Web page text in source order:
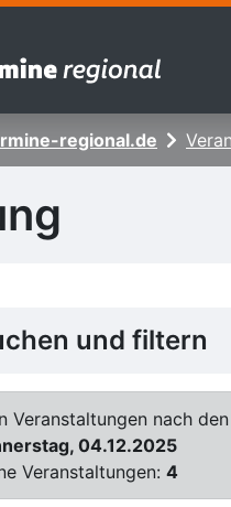
regional.de
und filtern
Veranstaltungen nach
04.12.2025
Veranstaltungen: 4